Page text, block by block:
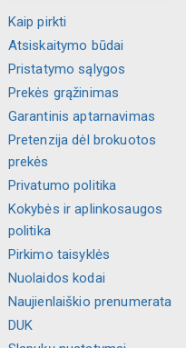
Kaip pirkti
Atsiskaitymo būdai
Pristatymo sąlygos
Prekės grąžinimas
Garantinis aptarnavimas
Pretenzija dėl brokuotos
prekės
Privatumo politika
Kokybės ir aplinkosaugos
politika
Pirkimo taisyklės
Nuolaidos kodai
Naujienlaiškio prenumerata
DUK